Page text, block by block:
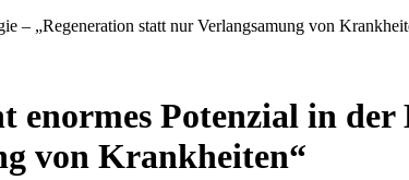
– „Regeneration statt nur Verlangsamung von
Potenzial in der
von Krankheiten“